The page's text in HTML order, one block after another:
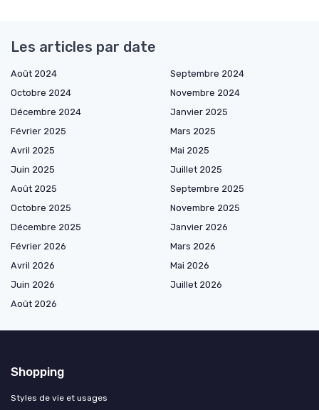
Les articles par date
Août 2024
Septembre 2024
Octobre 2024
Novembre 2024
Décembre 2024
Janvier 2025
Février 2025
Mars 2025
Avril 2025
Mai 2025
Juin 2025
Juillet 2025
Août 2025
Septembre 2025
Octobre 2025
Novembre 2025
Décembre 2025
Janvier 2026
Février 2026
Mars 2026
Avril 2026
Mai 2026
Juin 2026
Juillet 2026
Août 2026
Shopping
Styles de vie et usages